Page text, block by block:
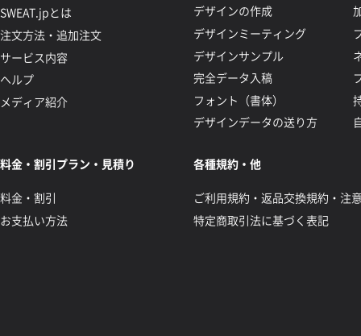
SWEAT.jpとは
注文方法・追加注文
サービス内容
ヘルプ
メディア紹介
デザインの作成
デザインミーティング
デザインサンプル
完全データ入稿
フォント（書体）
デザインデータの送り方
料金・割引プラン・見積り
料金・割引
お支払い方法
各種規約・他
ご利用規約・返品交換規約・注
特定商取引法に基づく表記